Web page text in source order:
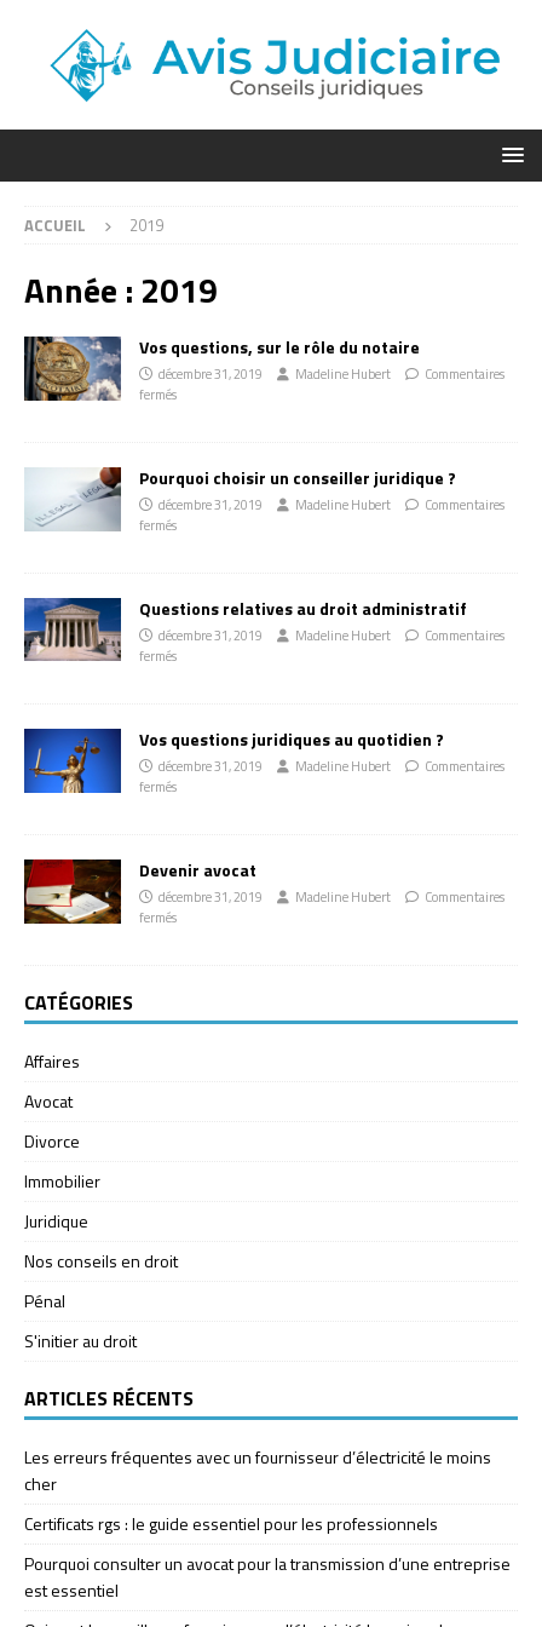
ACCUEIL 2019
Année : 2019
Vos questions, sur le rôle du notaire
décembre 31, 2019 Madeline Hubert
Commentaires
fermés
Pourquoi choisir un conseiller juridique ?
décembre 31, 2019 Madeline Hubert
Commentaires
fermés
Questions relatives au droit administratif
décembre 31, 2019 Madeline Hubert
Commentaires
fermés
Vos questions juridiques au quotidien ?
décembre 31, 2019 Madeline Hubert
Commentaires
fermés
Devenir avocat
décembre 31, 2019 Madeline Hubert
Commentaires
fermés
CATÉGORIES
Affaires
Avocat
Divorce
Immobilier
Juridique
Nos conseils en droit
Pénal
S'initier au droit
ARTICLES RÉCENTS
Les erreurs fréquentes avec un fournisseur d’électricité le moins
cher
Certificats rgs : le guide essentiel pour les professionnels
Pourquoi consulter un avocat pour la transmission d’une entreprise
est essentiel